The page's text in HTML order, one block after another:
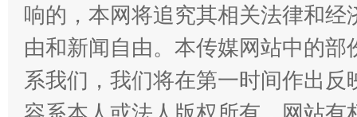
“刷贴”乱象丛生
生
响的，本网将追究其相关法律和
由和新闻自由。本传媒网站中的
系我们，我们将在第一时间作出